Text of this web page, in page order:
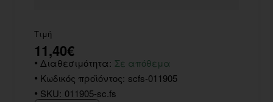
Τιμή
11,40€
Διαθεσιμότητα: Σε απόθεμα
Κωδικός προϊόντος: scfs-011905
SKU: 011905-sc.fs